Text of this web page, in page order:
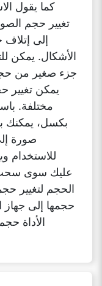
كما يقول
تغيير حجم
إلى
الأشكال. يمكن
جزء صغير من
يمكن تغيير
مختلفة.
صورة
للاستخدام
عليك سوى سحب
الحجم لتغيير
حجمها إلى
الأداة